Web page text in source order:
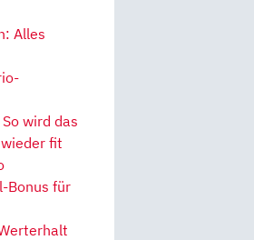
Alles
wird das
fit
Bonus für